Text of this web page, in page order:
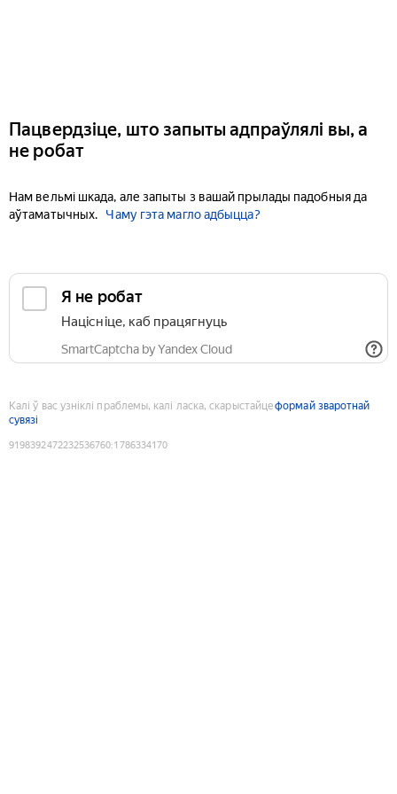
Пацвердзіце, што запыты адпраўлялі вы, а
не робат
Нам вельмі шкада, але запыты з вашай прылады падобныя да
аўтаматычных.
Чаму гэта магло адбыцца?
Я не робат
Націсніце, каб працягнуць
SmartCaptcha by Yandex Cloud
Калі ў вас узніклі праблемы, калі ласка, скарыстайцеформай зваротнай
сувязі
9198392472232536760:1786334170